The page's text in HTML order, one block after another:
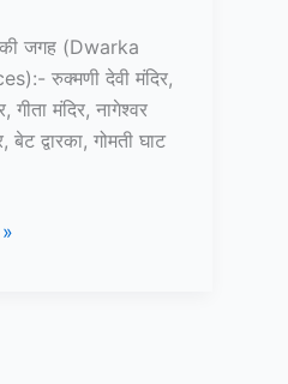
की जगह (Dwarka
रुक्मणी देवी मंदिर,
गीता मंदिर, नागेश्वर
बेट द्वारका, गोमती घाट